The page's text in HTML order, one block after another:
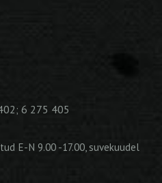
6 275 405
E-N 9.00 -17.00, suvekuudel